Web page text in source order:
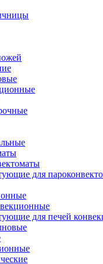
для
для печей